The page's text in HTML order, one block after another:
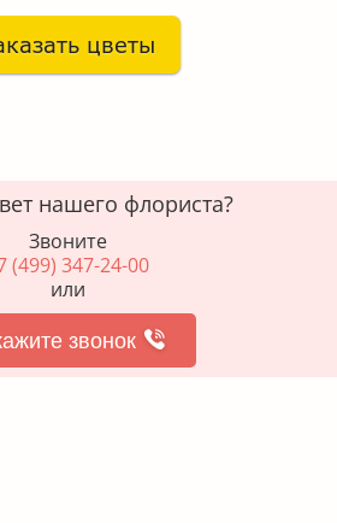
нашего флориста?
Звоните
(499) 347-24-00
или
звонок